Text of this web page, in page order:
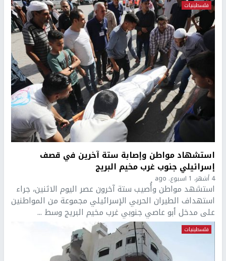
فلسطينيات
استشهاد مواطن وإصابة ستة آخرين في قصف
إسرائيلي جنوب غرب مخيم البريج
4 أشهر، 1 اسبوع. ago
استشهد مواطن وأُصيب ستة آخرون عصر اليوم الاثنين، جراء
استهداف الطيران الحربي الإسرائيلي مجموعة من المواطنين
على مدخل أبو عاصي جنوبي غرب مخيم البريج وسط ...
فلسطينيات